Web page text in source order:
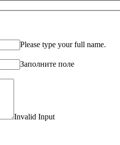
Please type your full name.
Заполните поле
Invalid Input